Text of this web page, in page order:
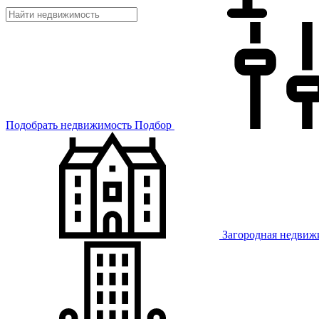
Подобрать недвижимость Подбор
Загородная